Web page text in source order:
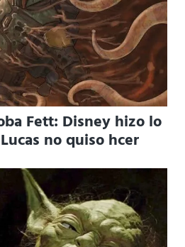
Fett: Disney hizo lo
no quiso hcer